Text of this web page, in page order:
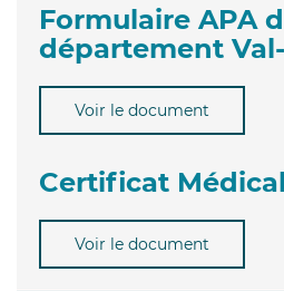
Formulaire APA
département
Voir le document
Certificat Médical
Voir le document